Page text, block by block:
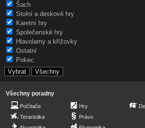
Šach
Stolní a deskové hry
Karetní hry
Společenské hry
Hlavolamy a křížovky
Ostatní
Pokec
Všechny poradny
Počítače
Teraristika
Hry
Právo